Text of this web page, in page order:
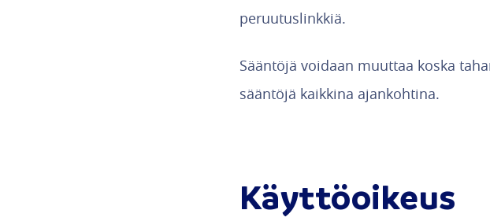
peruutuslinkkiä.
Sääntöjä voidaan muuttaa koska
sääntöjä kaikkina ajankohtina.
Käyttöoikeus